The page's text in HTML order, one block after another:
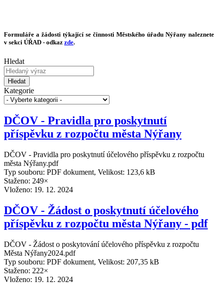
Formuláře a žádosti týkající se činnosti Městského úřadu Nýřany naleznete
v sekci ÚŘAD - odkaz zde.
Hledat
Hledat
Kategorie
DČOV - Pravidla pro poskytnutí
příspěvku z rozpočtu města Nýřany
DČOV - Pravidla pro poskytnutí účelového příspěvku z rozpočtu
města Nýřany.pdf
Typ souboru: PDF dokument, Velikost: 123,6 kB
Staženo: 249×
Vloženo: 19. 12. 2024
DČOV - Žádost o poskytnutí účelového
příspěvku z rozpočtu města Nýřany - pdf
DČOV - Žádost o poskytování účelového příspěvku z rozpočtu
Města Nýřany2024.pdf
Typ souboru: PDF dokument, Velikost: 207,35 kB
Staženo: 222×
Vloženo: 19. 12. 2024